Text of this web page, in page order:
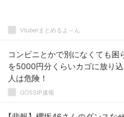
Vtuberまとめるよ～ん
コンビニとかで別になくても困
を5000円分くらいカゴに放り
人は危険！
GOSSIP速報